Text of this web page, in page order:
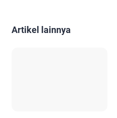
Artikel lainnya